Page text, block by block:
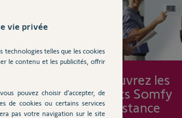
Découvrez les
forfaits Somfy
Assistance
vie privée
technologies telles que les cookies
le contenu et les publicités, offrir
pouvez choisir d’accepter, de
de cookies ou certains services
pas votre navigation sur le site